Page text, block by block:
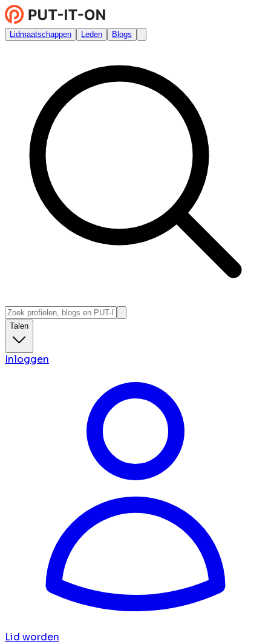
Lidmaatschappen Leden Blogs
Talen
Inloggen
Lid worden